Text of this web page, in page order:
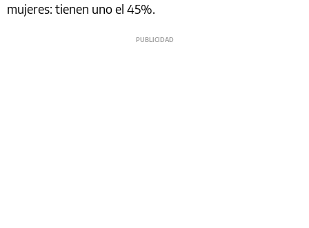
mujeres: tienen uno el 45%.